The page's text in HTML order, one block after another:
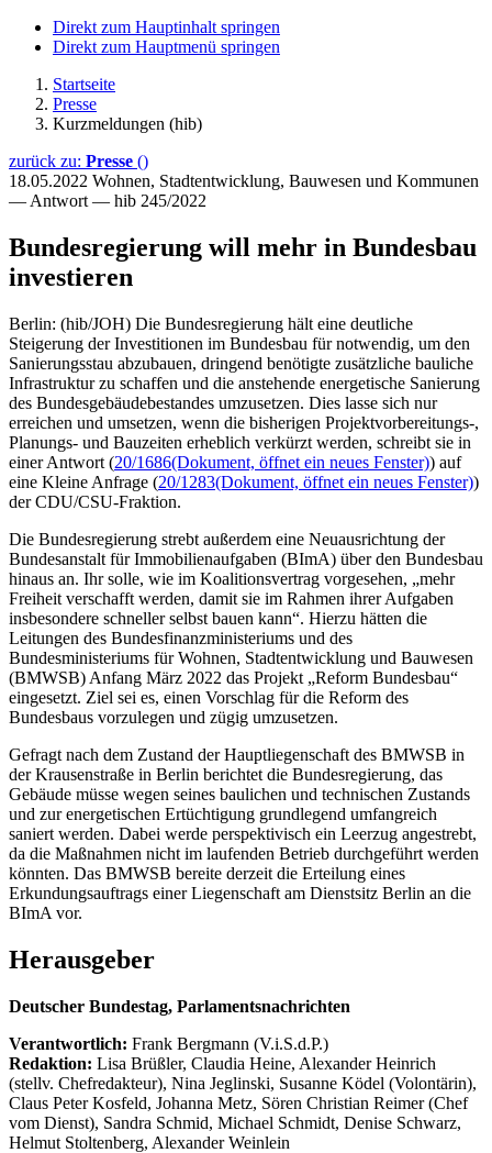
Direkt zum Hauptinhalt springen
Direkt zum Hauptmenü springen
Startseite
Presse
Kurzmeldungen (hib)
zurück zu: Presse ()
18.05.2022 Wohnen, Stadtentwicklung, Bauwesen und Kommunen
— Antwort — hib 245/2022
Bundesregierung will mehr in Bundesbau
investieren
Berlin: (hib/JOH) Die Bundesregierung hält eine deutliche
Steigerung der Investitionen im Bundesbau für notwendig, um den
Sanierungsstau abzubauen, dringend benötigte zusätzliche bauliche
Infrastruktur zu schaffen und die anstehende energetische Sanierung
des Bundesgebäudebestandes umzusetzen. Dies lasse sich nur
erreichen und umsetzen, wenn die bisherigen Projektvorbereitungs-,
Planungs- und Bauzeiten erheblich verkürzt werden, schreibt sie in
einer Antwort (20/1686(Dokument, öffnet ein neues Fenster)) auf
eine Kleine Anfrage (20/1283(Dokument, öffnet ein neues Fenster))
der CDU/CSU-Fraktion.
Die Bundesregierung strebt außerdem eine Neuausrichtung der
Bundesanstalt für Immobilienaufgaben (BImA) über den Bundesbau
hinaus an. Ihr solle, wie im Koalitionsvertrag vorgesehen, „mehr
Freiheit verschafft werden, damit sie im Rahmen ihrer Aufgaben
insbesondere schneller selbst bauen kann“. Hierzu hätten die
Leitungen des Bundesfinanzministeriums und des
Bundesministeriums für Wohnen, Stadtentwicklung und Bauwesen
(BMWSB) Anfang März 2022 das Projekt „Reform Bundesbau“
eingesetzt. Ziel sei es, einen Vorschlag für die Reform des
Bundesbaus vorzulegen und zügig umzusetzen.
Gefragt nach dem Zustand der Hauptliegenschaft des BMWSB in
der Krausenstraße in Berlin berichtet die Bundesregierung, das
Gebäude müsse wegen seines baulichen und technischen Zustands
und zur energetischen Ertüchtigung grundlegend umfangreich
saniert werden. Dabei werde perspektivisch ein Leerzug angestrebt,
da die Maßnahmen nicht im laufenden Betrieb durchgeführt werden
könnten. Das BMWSB bereite derzeit die Erteilung eines
Erkundungsauftrags einer Liegenschaft am Dienstsitz Berlin an die
BImA vor.
Herausgeber
Deutscher Bundestag, Parlamentsnachrichten
Verantwortlich: Frank Bergmann (V.i.S.d.P.)
Redaktion: Lisa Brüßler, Claudia Heine, Alexander Heinrich
(stellv. Chefredakteur), Nina Jeglinski, Susanne Ködel (Volontärin),
Claus Peter Kosfeld, Johanna Metz, Sören Christian Reimer (Chef
vom Dienst), Sandra Schmid, Michael Schmidt, Denise Schwarz,
Helmut Stoltenberg, Alexander Weinlein